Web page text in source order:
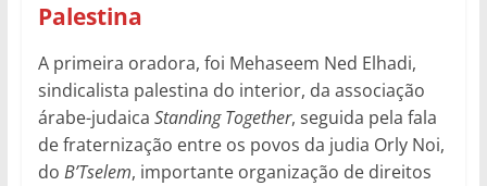
Palestina
A primeira oradora, foi Mehaseem Ned Elhadi,
sindicalista palestina do interior, da associação
árabe-judaica Standing Together, seguida pela fala
de fraternização entre os povos da judia Orly Noi,
do B’Tselem, importante organização de direitos